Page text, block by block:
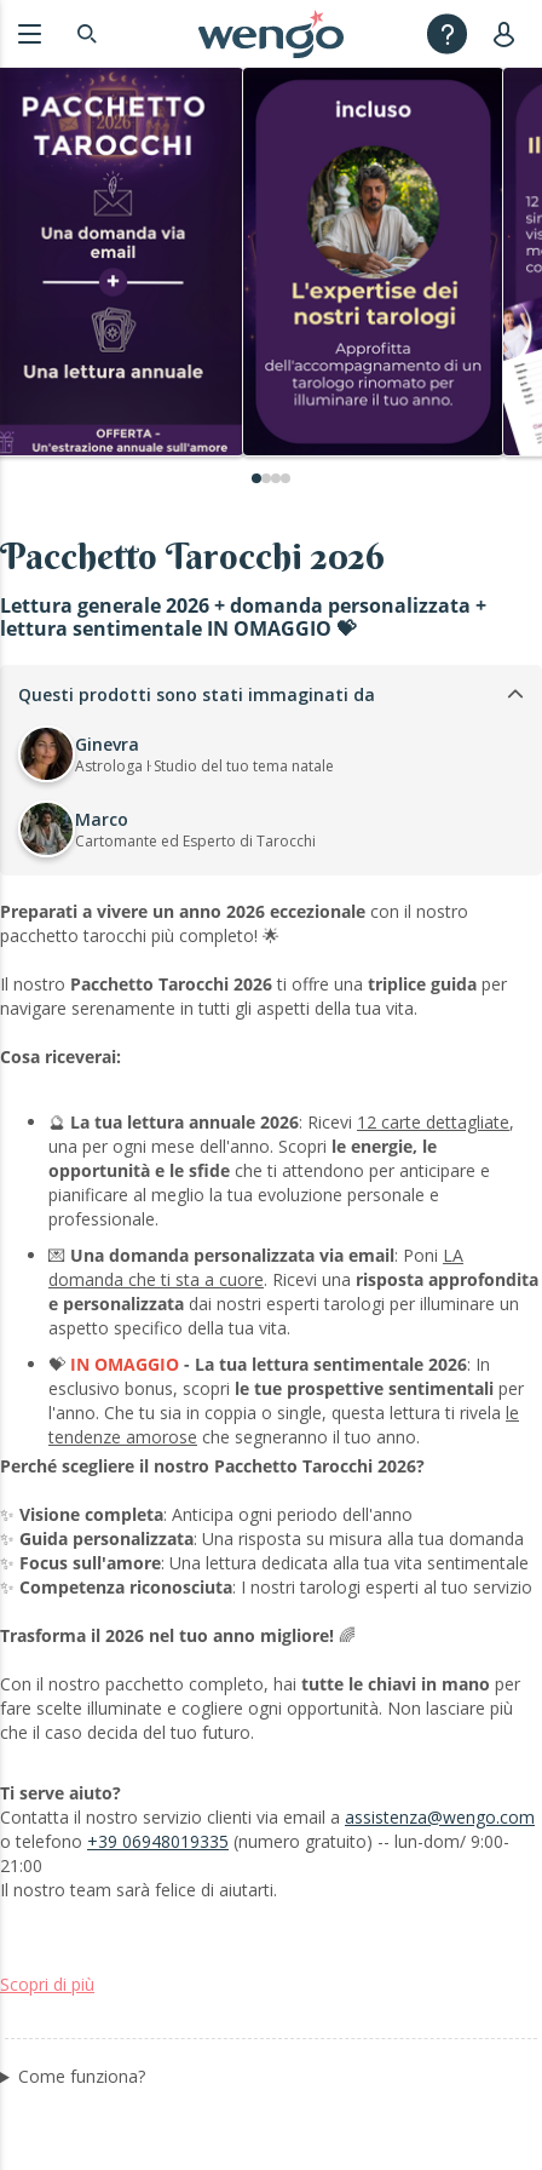
Pacchetto Tarocchi 2026
Lettura generale 2026 + domanda personalizzata +
lettura sentimentale IN OMAGGIO 💝
Questi prodotti sono stati immaginati da
Ginevra
Astrologa ŀ Studio del tuo tema natale
Marco
Cartomante ed Esperto di Tarocchi
Preparati a vivere un anno 2026 eccezionale con il nostro
pacchetto tarocchi più completo! 🌟
Il nostro Pacchetto Tarocchi 2026ti offre una triplice guida per
navigare serenamente in tutti gli aspetti della tua vita.
Cosa riceverai:
🔮 La tua lettura annuale 2026: Ricevi 12 carte dettagliate,
una per ogni mese dell'anno. Scopri le energie, le
opportunità e le sfide che ti attendono per anticipare e
pianificare al meglio la tua evoluzione personale e
professionale.
💌 Una domanda personalizzata via email: Poni LA
domanda che ti sta a cuore. Ricevi una risposta approfondita
e personalizzata dai nostri esperti tarologi per illuminare un
aspetto specifico della tua vita.
💝 IN OMAGGIO - La tua lettura sentimentale 2026: In
esclusivo bonus, scopri le tue prospettive sentimentali per
l'anno. Che tu sia in coppia o single, questa lettura ti rivela le
tendenze amorose che segneranno il tuo anno.
Perché scegliere il nostro Pacchetto Tarocchi 2026?
✨ Visione completa: Anticipa ogni periodo dell'anno
✨ Guida personalizzata: Una risposta su misura alla tua domanda
✨ Focus sull'amore: Una lettura dedicata alla tua vita sentimentale
✨ Competenza riconosciuta: I nostri tarologi esperti al tuo servizio
Trasforma il 2026 nel tuo anno migliore! 🌈
Con il nostro pacchetto completo, hai tutte le chiavi in mano per
fare scelte illuminate e cogliere ogni opportunità. Non lasciare più
che il caso decida del tuo futuro.
Ti serve aiuto?
Contatta il nostro servizio clienti via email a assistenza@wengo.com
o telefono +39 06948019335
21:00
Il nostro team sarà felice di aiutarti.
Scopri di più
Come funziona?